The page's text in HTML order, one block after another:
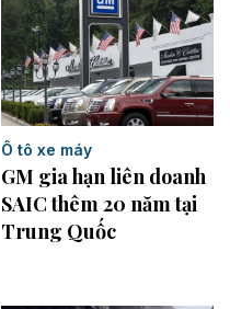
Ô tô xe máy
GM gia hạn liên doanh
SAIC thêm 20 năm tại
Trung Quốc